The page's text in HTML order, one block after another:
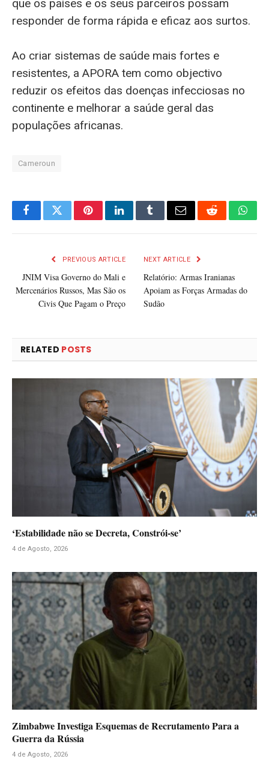
que os países e os seus parceiros possam
responder de forma rápida e eficaz aos surtos.
Ao criar sistemas de saúde mais fortes e
resistentes, a APORA tem como objectivo
reduzir os efeitos das doenças infecciosas no
continente e melhorar a saúde geral das
populações africanas.
Cameroun
FacebookTwitterPinterestLinkedInTumblrEmail Reddit
PREVIOUS ARTICLE
JNIM Visa Governo do Mali e
Mercenários Russos, Mas São os
Civis Que Pagam o Preço
NEXT ARTICLE
Relatório: Armas Iranianas
Apoiam as Forças Armadas do
Sudão
RELATED POSTS
‘Estabilidade não se Decreta, Constrói-se’
4 de Agosto, 2026
Zimbabwe Investiga Esquemas de Recrutamento Para a
Guerra da Rússia
4 de Agosto, 2026